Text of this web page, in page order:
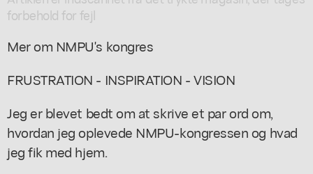
forbehold for fejl
Mer om NMPU's kongres
FRUSTRATION - INSPIRATION - VISION
Jeg er blevet bedt om at skrive et par ord om,
hvordan jeg oplevede NMPU-kongressen og hvad
jeg fik med hjem.